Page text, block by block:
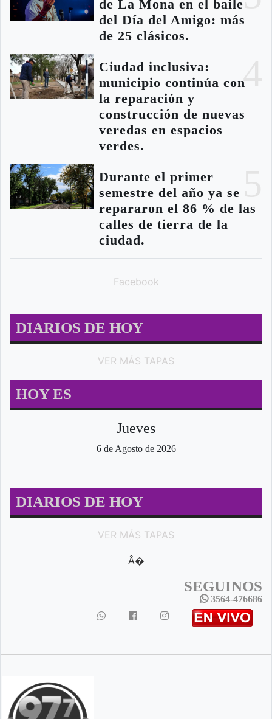
de La Mona en el baile
del Día del Amigo: más
de 25 clásicos.
4
Ciudad inclusiva:
municipio continúa con
la reparación y
construcción de nuevas
veredas en espacios
verdes.
Durante el primer
semestre del año ya se
repararon el 86 % de las
calles de tierra de la
ciudad.
Facebook
DIARIOS DE HOY
VER MÁS TAPAS
HOY ES
Jueves
6 de Agosto de 2026
DIARIOS DE HOY
VER MÁS TAPAS
Â�
SEGUINOS
3564-476686